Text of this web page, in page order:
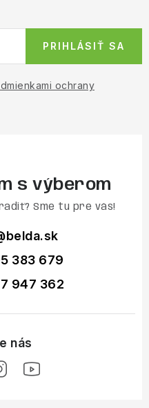
ochrany
PRIHLÁSIŤ SA
s výberom
Sme tu pre vás!
belda.sk
383 679
947 362